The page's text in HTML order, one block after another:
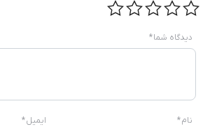
دیدگاه شما*
نام* ایمیل*